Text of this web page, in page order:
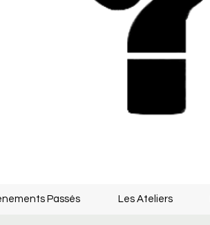
Passés Les Ateliers